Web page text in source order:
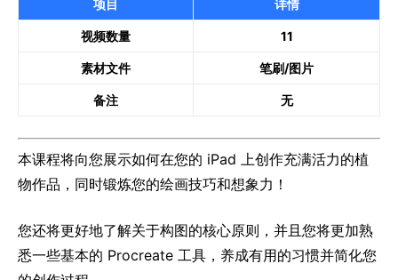
项目 详情
视频数量 11
素材文件 笔刷/图片
备注 无
本课程将向您展示如何在您的 iPad 上创作充满活力的植
物作品，同时锻炼您的绘画技巧和想象力！
您还将更好地了解关于构图的核心原则，并且您将更加熟
悉一些基本的 Procreate 工具，养成有用的习惯并简化您